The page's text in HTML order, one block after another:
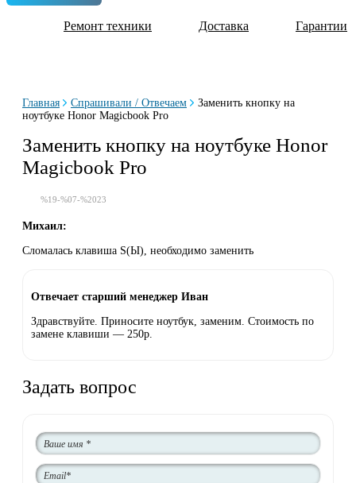
Ремонт техники Доставка Гарантии
Главная Спрашивали / Отвечаем
Заменить кнопку на
ноутбуке Honor Magicbook Pro
Заменить кнопку на ноутбуке Honor
Magicbook Pro
%19-%07-%2023
Михаил:
Сломалась клавиша S(Ы), необходимо заменить
Отвечает старший менеджер Иван
Здравствуйте. Приносите ноутбук, заменим. Стоимость по
замене клавиши — 250р.
Задать вопрос